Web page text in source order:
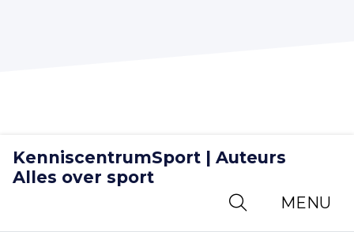
KenniscentrumSport | Auteurs
Alles over sport
MENU
© KenniscentrumSport | Auteurs Alles over sport -